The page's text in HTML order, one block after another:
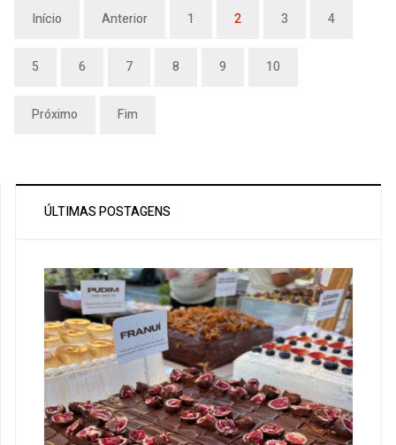
Início Anterior 1 2 3 4
5 6 7 8 9 10
Próximo Fim
ÚLTIMAS POSTAGENS